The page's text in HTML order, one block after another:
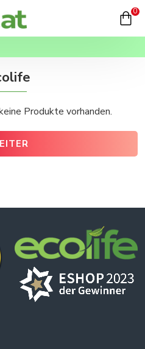
0
Produkte vorhanden.